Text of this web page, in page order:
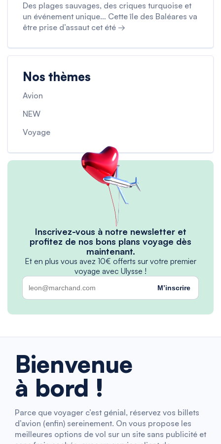
Des plages sauvages, des criques turquoise et
un événement unique… Cette île des Baléares va
être prise d’assaut cet été →
Nos thèmes
Avion
NEW
Voyage
Inscrivez-vous à notre newsletter et
profitez de nos bons plans voyage dès
maintenant.
Et en plus vous avez 10€ offerts sur votre premier
voyage avec Ulysse !
M’inscrire
Bienvenue
à bord !
Parce que voyager c’est génial, réservez vos billets
d’avion (enfin) sereinement. On vous propose les
meilleures options de vol sur un site sans publicité et